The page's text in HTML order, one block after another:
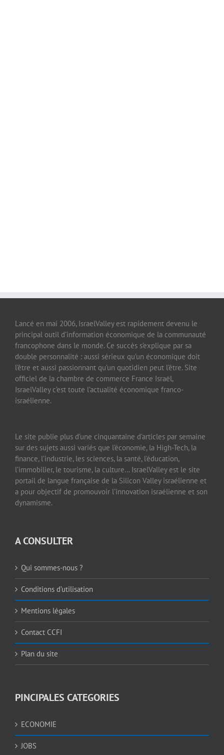
Lancé en mai 2006, IsraelValley est rapidement devenu le
principal outil d’information économique de la communauté
francophone dans le monde. Ce succès s’explique par sa
double personnalité : aussi sérieux qu’un économique doit
l’être et aussi passionnant qu’un quotidien peut l’être. Site
officiel de la chambre de commerce France Israël,
IsraelValley c’est toute l’actualité économique franco-
israélienne.
Le site publie plus d’une cinquantaine d’articles par semaine
sur des sujets aussi variés que l’économie, la High-Tech, la
finance, l’industrie, les sciences, la santé, l’éducation,
l’immobilier, le tourisme, la culture… IsraelValley est le site
portail de langue française de la Silicon Valley israélienne et
a pour objectif de promouvoir l’innovation israélienne et son
dynamisme.
A CONSULTER
Qui sommes-nous ?
Conditions d’utilisation
Mentions légales
Contact CCFI
Plan du site
PINCIPALES CATEGORIES
ECONOMIE
JOBS